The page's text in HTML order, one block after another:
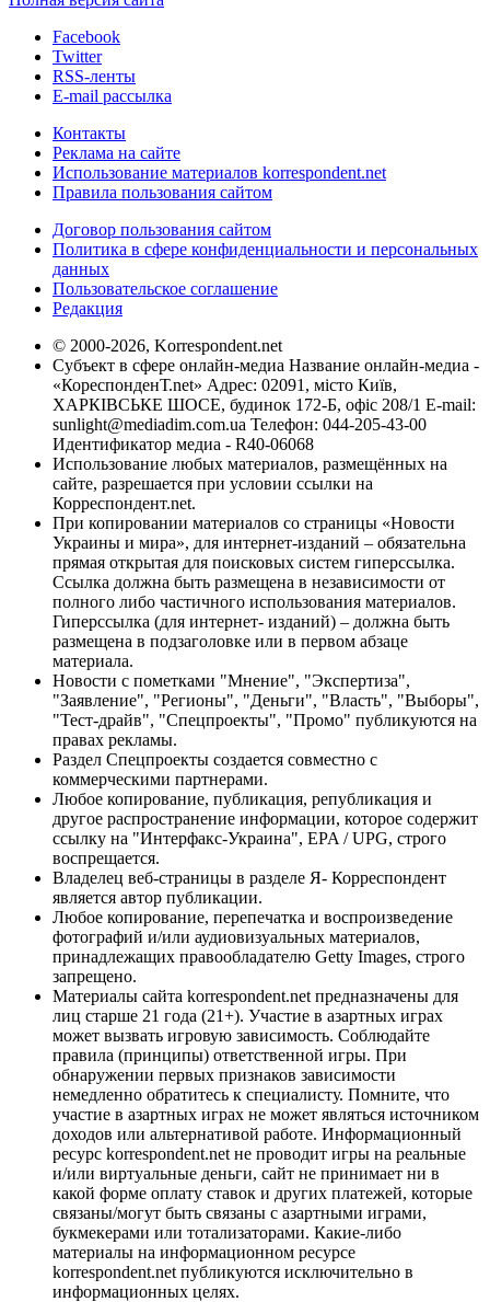
Facebook
Twitter
RSS-ленты
E-mail рассылка
Контакты
Реклама на сайте
Использование материалов korrespondent.net
Правила пользования сайтом
Договор пользования сайтом
Политика в сфере конфиденциальности и персональных
данных
Пользовательское соглашение
Редакция
© 2000-2026, Korrespondent.net
Субъект в сфере онлайн-медиа Название онлайн-медиа -
«КореспонденТ.net» Адрес: 02091, місто Київ,
ХАРКІВСЬКЕ ШОСЕ, будинок 172-Б, офіс 208/1 E-mail:
sunlight@mediadim.com.ua Телефон: 044-205-43-00
Идентификатор медиа - R40-06068
Использование любых материалов, размещённых на
сайте, разрешается при условии ссылки на
Корреспондент.net.
При копировании материалов со страницы «Новости
Украины и мира», для интернет-изданий – обязательна
прямая открытая для поисковых систем гиперссылка.
Ссылка должна быть размещена в независимости от
полного либо частичного использования материалов.
Гиперссылка (для интернет- изданий) – должна быть
размещена в подзаголовке или в первом абзаце
материала.
Новости с пометками "Мнение", "Экспертиза",
"Заявление", "Регионы", "Деньги", "Власть", "Выборы",
"Тест-драйв", "Спецпроекты", "Промо" публикуются на
правах рекламы.
Раздел Спецпроекты создается совместно с
коммерческими партнерами.
Любое копирование, публикация, републикация и
другое распространение информации, которое содержит
ссылку на "Интерфакс-Украина", EPA / UPG, строго
воспрещается.
Владелец веб-страницы в разделе Я- Корреспондент
является автор публикации.
Любое копирование, перепечатка и воспроизведение
фотографий и/или аудиовизуальных материалов,
принадлежащих правообладателю Getty Images, строго
запрещено.
Материалы сайта korrespondent.net предназначены для
лиц старше 21 года (21+). Участие в азартных играх
может вызвать игровую зависимость. Соблюдайте
правила (принципы) ответственной игры. При
обнаружении первых признаков зависимости
немедленно обратитесь к специалисту. Помните, что
участие в азартных играх не может являться источником
доходов или альтернативой работе. Информационный
ресурс korrespondent.net не проводит игры на реальные
и/или виртуальные деньги, сайт не принимает ни в
какой форме оплату ставок и других платежей, которые
связаны/могут быть связаны с азартными играми,
букмекерами или тотализаторами. Какие-либо
материалы на информационном ресурсе
korrespondent.net публикуются исключительно в
информационных целях.